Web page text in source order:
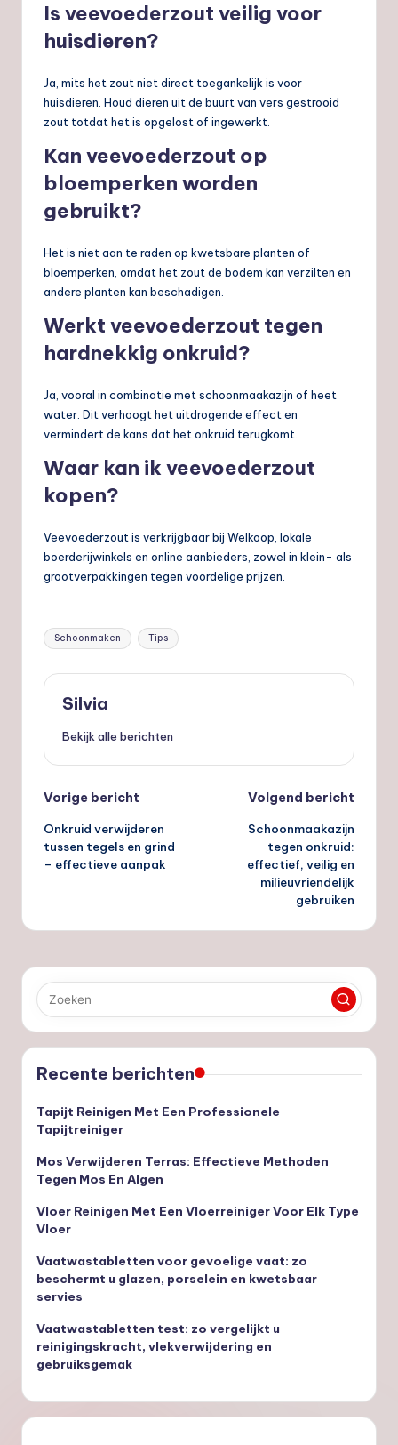
Is veevoederzout veilig voor
huisdieren?
Ja, mits het zout niet direct toegankelijk is voor
huisdieren. Houd dieren uit de buurt van vers gestrooid
zout totdat het is opgelost of ingewerkt.
Kan veevoederzout op
bloemperken worden
gebruikt?
Het is niet aan te raden op kwetsbare planten of
bloemperken, omdat het zout de bodem kan verzilten en
andere planten kan beschadigen.
Werkt veevoederzout tegen
hardnekkig onkruid?
Ja, vooral in combinatie met schoonmaakazijn of heet
water. Dit verhoogt het uitdrogende effect en
vermindert de kans dat het onkruid terugkomt.
Waar kan ik veevoederzout
kopen?
Veevoederzout is verkrijgbaar bij Welkoop, lokale
boerderijwinkels en online aanbieders, zowel in klein- als
grootverpakkingen tegen voordelige prijzen.
Tags:
Schoonmaken Tips
Silvia
Bekijk alle berichten
Bericht
navigatie
Vorige bericht
Onkruid verwijderen
tussen tegels en grind
– effectieve aanpak
Volgend bericht
Schoonmaakazijn
tegen onkruid:
effectief, veilig en
milieuvriendelijk
gebruiken
Recente berichten
Tapijt Reinigen Met Een Professionele
Tapijtreiniger
Mos Verwijderen Terras: Effectieve Methoden
Tegen Mos En Algen
Vloer Reinigen Met Een Vloerreiniger Voor Elk Type
Vloer
Vaatwastabletten voor gevoelige vaat: zo
beschermt u glazen, porselein en kwetsbaar
servies
Vaatwastabletten test: zo vergelijkt u
reinigingskracht, vlekverwijdering en
gebruiksgemak